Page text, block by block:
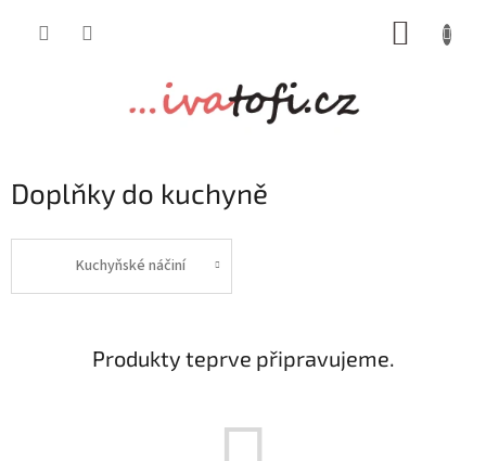
Doplňky do kuchyně
Kuchyňské náčiní
Produkty teprve připravujeme.